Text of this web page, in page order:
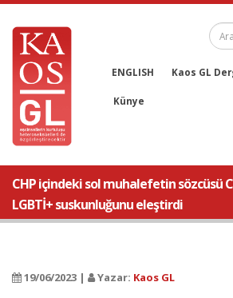
ENGLISH Kaos GL
Künye
CHP içindeki sol muhalefetin sözcüsü
LGBTİ+ suskunluğunu eleştirdi
19/06/2023 | Yazar: Kaos GL